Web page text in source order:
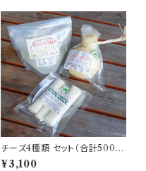
チーズ4種類 セット（合計500ｇ
以上）
¥3,100